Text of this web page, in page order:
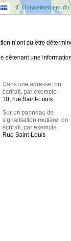
© Gouvernement du
n’ont pu être
détenant une
Dans une adresse, on
écrirait, par exemple :
10, rue Saint-Louis
Sur un panneau de
signalisation routière, on
écrirait, par exemple :
Rue Saint-Louis